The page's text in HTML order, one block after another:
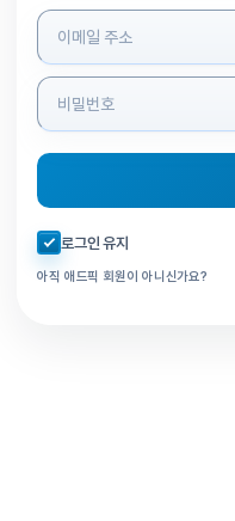
로그인 정보 입력
자동로그인 체크
로그인 유지
아직 애드픽 회원이 아니신가요?